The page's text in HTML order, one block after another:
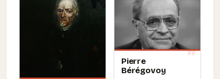
Pierre
Bérégovoy